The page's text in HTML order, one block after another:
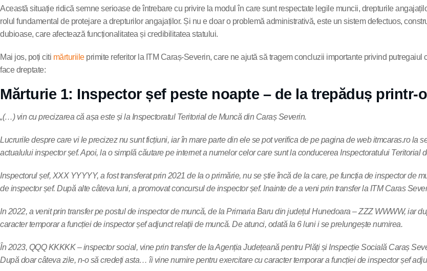
Această situație ridică semne serioase de întrebare cu privire la modul în care sunt respectate legile muncii, drepturile
rolul fundamental de protejare a drepturilor angajaților. Și nu e doar o problemă administrativă, este un sistem defectuos,
dubioase, care afectează funcționalitatea și credibilitatea statului.
Mai jos, poți citi mărturiileprimite referitor la ITM Caraș-Severin, care ne ajută să tragem concluzii importante privind
face dreptate:
Mărturie 1: Inspector șef peste noapte – de la trepăduș printr-
„(…) vin cu precizarea că așa este și la Inspectoratul Teritorial de Muncă din Caraș Severin.
Lucrurile despre care vi le precizez nu sunt ficțiuni, iar în mare parte din ele se pot verifica de pe pagina de web itmcaras.ro
actualului inspector șef. Apoi, la o simplă căutare pe internet a numelor celor care sunt la conducerea Inspectoratului
Inspectorul șef, XXX YYYYY, a fost transferat prin 2021 de la o primărie, nu se știe încă de la care, pe funcția de inspector de
de inspector șef. După alte câteva luni, a promovat concursul de inspector șef. Inainte de a veni prin transfer la ITM Caras
In 2022, a venit prin transfer pe postul de inspector de muncă, de la Primaria Baru din județul Hunedoara – ZZZ WWWW, iar
caracter temporar a funcției de inspector șef adjunct relații de muncă. De atunci, odată la 6 luni i se prelungește numirea.
În 2023, QQQ KKKKK – inspector social, vine prin transfer de la Agenția Județeană pentru Plăți și Inspecție Socială Caraș
După doar câteva zile, n-o să credeți asta… îi vine numire pentru exercitare cu caracter temporar a funcției de inspector șef